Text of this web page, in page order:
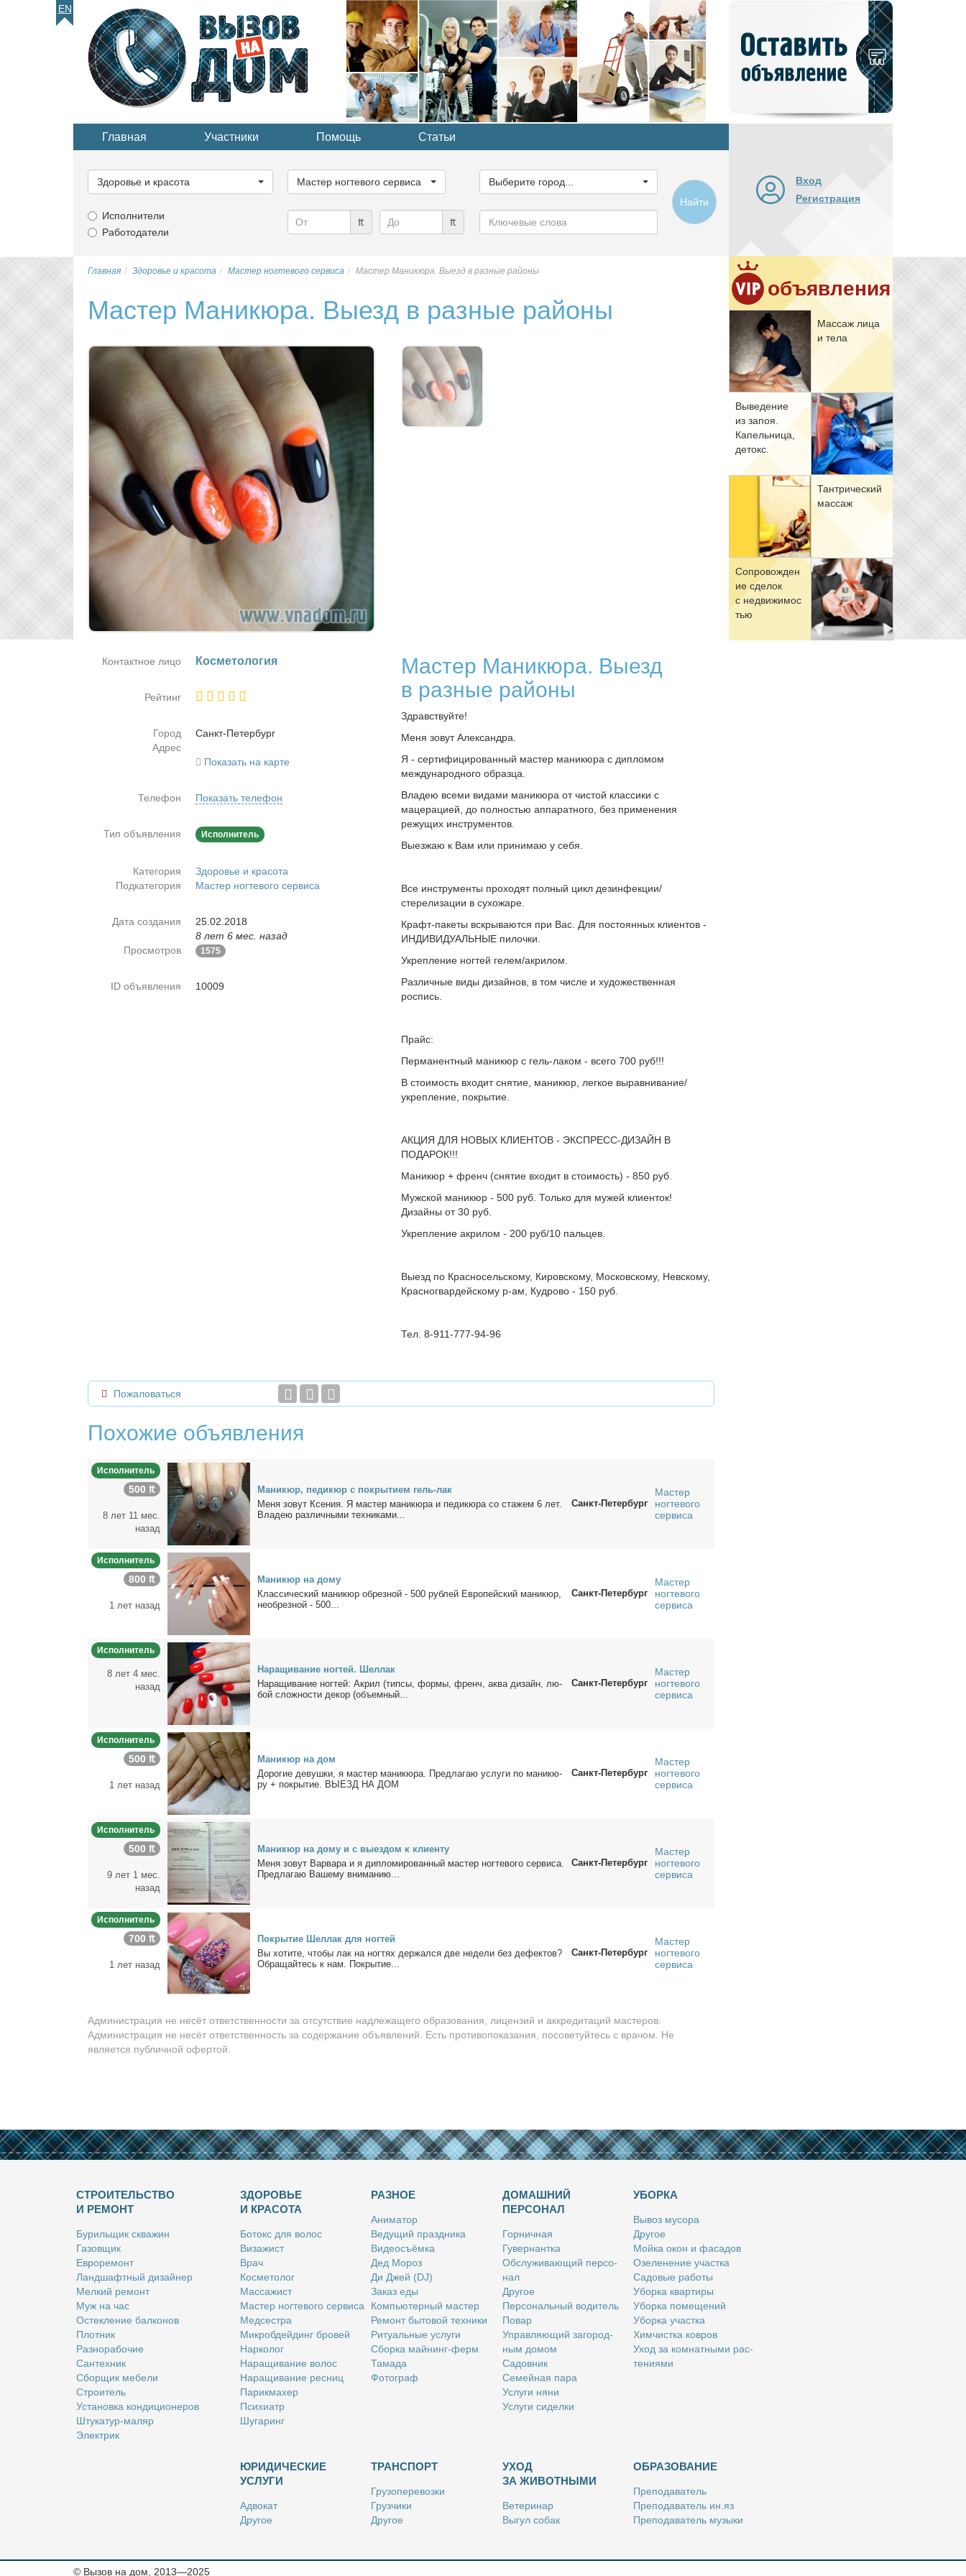
EN
объявление
Главная Участники Помощь Статьи
категорию...
Здоровье и красота
категорию...
Мастер ногтевого сервиса
город...
Выберите город...
Исполнители
Работодатели
₶ ₶
Ключевые
слова
Найти
Вход
Регистрация
объявления
Мас­саж ли­ца
и те­ла
Вы­ве­де­ние
из за­поя.
Ка­пель­ни­ца,
де­токс.
Тан­три­че­ский
мас­саж
Со­про­вож­де­н
ие сде­лок
с недви­жи­мо­с
тью
Главная Здоровье и красота Мастер ногтевого сервиса Мастер Маникюра. Выезд в разные районы
Мастер Маникюра. Выезд в разные районы
Мастер Маникюра. Выезд
в разные районы
Здравствуйте!
Меня зовут Александра.
Я - сертифицированный мастер маникюра с дипломом
международного образца.
Владею всеми видами маникюра от чистой классики с
мацерацией, до полностью аппаратного, без применения
режущих инструментов.
Выезжаю к Вам или принимаю у себя.
Все инструменты проходят полный цикл дезинфекции/
стерелизации в сухожаре.
Крафт-пакеты вскрываются при Вас. Для постоянных клиентов -
ИНДИВИДУАЛЬНЫЕ пилочки.
Укрепление ногтей гелем/акрилом.
Различные виды дизайнов, в том числе и художественная
роспись.
Прайс:
Перманентный маникюр с гель-лаком - всего 700 руб!!!
В стоимость входит снятие, маникюр, легкое выравнивание/
укрепление, покрытие.
АКЦИЯ ДЛЯ НОВЫХ КЛИЕНТОВ - ЭКСПРЕСС-ДИЗАЙН В
ПОДАРОК!!!
Маникюр + френч (снятие входит в стоимость) - 850 руб.
Мужской маникюр - 500 руб. Только для мужей клиенток!
Дизайны от 30 руб.
Укрепление акрилом - 200 руб/10 пальцев.
Выезд по Красносельскому, Кировскому, Московскому, Невскому,
Красногвардейскому р-ам, Кудрово - 150 руб.
Тел. 8-911-777-94-96
Контактное лицо Кос­ме­то­ло­гия
Рейтинг
Город
Санкт-Пе­тер­бург
Адрес
Показать на карте
Телефон Показать телефон
Тип объявления Исполнитель
Категория
Здоровье и красота
Подкатегория
Мастер ногтевого сервиса
Дата создания
25.02.2018
8 лет 6 мес. назад
Просмотров
1575
ID объявления 10009
Пожаловаться
Похожие объявления
Исполнитель
500 ₶
8 лет 11 мес.
назад
Ма­ни­кюр, пе­ди­кюр с по­кры­ти­ем гель-лак
Ме­ня зо­вут Ксе­ния. Я ма­стер ма­ни­кю­ра и пе­ди­кю­ра со ста­жем 6 лет.
Вла­дею раз­лич­ны­ми тех­ни­ка­ми...
Санкт-Петербург
Мастер
ногтевого
сервиса
Исполнитель
800 ₶
1 лет назад
Ма­ни­кюр на до­му
Клас­си­че­ский ма­ни­кюр об­рез­ной - 500 руб­лей Ев­ро­пей­ский ма­ни­кюр,
необ­рез­ной - 500...
Санкт-Петербург
Мастер
ногтевого
сервиса
Исполнитель
8 лет 4 мес.
назад
На­ра­щи­ва­ние ног­тей. Шел­лак
На­ра­щи­ва­ние ног­тей: Ак­рил (тип­сы, фор­мы, френч, ак­ва ди­зайн, лю­
бой слож­но­сти де­кор (объ­ем­ный...
Санкт-Петербург
Мастер
ногтевого
сервиса
Исполнитель
500 ₶
1 лет назад
Ма­ни­кюр на дом
До­ро­гие де­вуш­ки, я ма­стер ма­ни­кю­ра. Пред­ла­гаю услу­ги по ма­ни­кю­
ру + по­кры­тие. ВЫЕЗД НА ДОМ
Санкт-Петербург
Мастер
ногтевого
сервиса
Исполнитель
500 ₶
9 лет 1 мес.
назад
Ма­ни­кюр на до­му и с вы­ез­дом к кли­ен­ту
Ме­ня зо­вут Вар­ва­ра и я ди­пло­ми­ро­ван­ный ма­стер ног­те­во­го сер­ви­са.
Пред­ла­гаю Ва­ше­му вни­ма­нию...
Санкт-Петербург
Мастер
ногтевого
сервиса
Исполнитель
700 ₶
1 лет назад
По­кры­тие Шел­лак для ног­тей
Вы хо­ти­те, чтобы лак на ног­тях дер­жал­ся две неде­ли без де­фек­тов?
Об­ра­щай­тесь к нам. По­кры­тие...
Санкт-Петербург
Мастер
ногтевого
сервиса
Администрация не несёт ответственности за отсутствие надлежащего образования, лицензий и аккредитаций мастеров.
Администрация не несёт ответственность за содержание объявлений. Есть противопоказания, посоветуйтесь с врачом. Не
является публичной офертой.
СТРОИТЕЛЬСТВО
И РЕМОНТ
Бу­риль­щик сква­жин
Га­зов­щик
Ев­ро­ре­монт
Ланд­шафт­ный ди­зай­нер
Мел­кий ре­монт
Муж на час
Остек­ле­ние бал­ко­нов
Плот­ник
Раз­но­ра­бо­чие
Сан­тех­ник
Сбор­щик ме­бе­ли
Стро­и­тель
Уста­нов­ка кон­ди­ци­о­не­ров
Шту­ка­тур-ма­ляр
Элек­трик
ЗДОРОВЬЕ
И КРАСОТА
Бо­токс для во­лос
Ви­за­жист
Врач
Кос­ме­то­лог
Мас­са­жист
Ма­стер ног­те­во­го сер­ви­са
Мед­сест­ра
Мик­роб­дей­динг бро­вей
Нар­ко­лог
На­ра­щи­ва­ние во­лос
На­ра­щи­ва­ние рес­ниц
Па­рик­махер
Пси­хи­атр
Шу­га­ринг
РАЗНОЕ
Ани­ма­тор
Ве­ду­щий празд­ни­ка
Ви­део­съём­ка
Дед Мо­роз
Ди Джей (DJ)
За­каз еды
Ком­пью­тер­ный ма­стер
Ре­монт бы­то­вой тех­ни­ки
Ри­ту­аль­ные услу­ги
Сбор­ка май­нинг-ферм
Та­ма­да
Фо­то­граф
ДОМАШНИЙ
ПЕРСОНАЛ
Гор­нич­ная
Гу­вер­нант­ка
Об­слу­жи­ва­ю­щий пер­со­
нал
Дру­гое
Пер­со­наль­ный во­ди­тель
По­вар
Управ­ля­ю­щий за­го­род­
ным до­мом
Са­дов­ник
Се­мей­ная па­ра
Услу­ги ня­ни
Услу­ги си­дел­ки
УБОРКА
Вы­воз му­со­ра
Дру­гое
Мой­ка окон и фа­са­дов
Озе­ле­не­ние участ­ка
Са­до­вые ра­бо­ты
Убор­ка квар­ти­ры
Убор­ка по­ме­ще­ний
Убор­ка участ­ка
Хим­чист­ка ков­ров
Уход за ком­нат­ны­ми рас­
те­ни­я­ми
ЮРИДИЧЕСКИЕ
УСЛУГИ
Адво­кат
Дру­гое
Ри­эл­тор
ТРАНСПОРТ
Гру­зо­пе­ре­воз­ки
Груз­чи­ки
Дру­гое
Так­си
УХОД
ЗА ЖИВОТНЫМИ
Ве­те­ри­нар
Вы­гул со­бак
Стриж­ка жи­вот­ных
ОБРАЗОВАНИЕ
Пре­по­да­ва­тель
Пре­по­да­ва­тель ин.яз
Пре­по­да­ва­тель му­зы­ки
© Вызов на дом, 2013—2025